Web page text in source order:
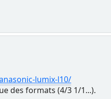
lumix-l10/
des formats (4/3 1/1...).